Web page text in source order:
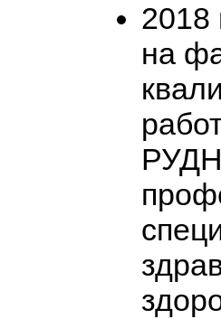
2018
на
РУДН